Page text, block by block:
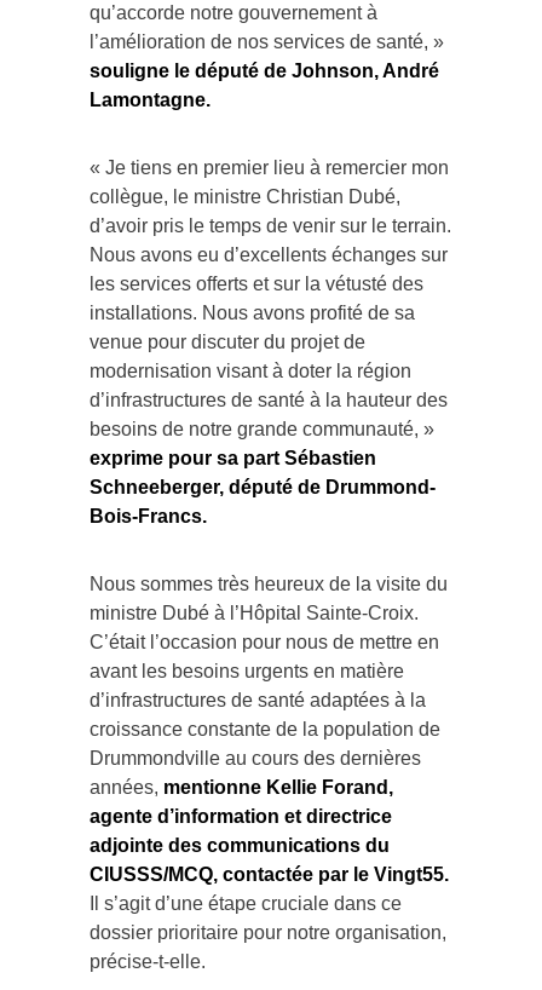
qu’accorde notre gouvernement à
l’amélioration de nos services de santé, »
souligne le député de Johnson, André
Lamontagne.
« Je tiens en premier lieu à remercier mon
collègue, le ministre Christian Dubé,
d’avoir pris le temps de venir sur le terrain.
Nous avons eu d’excellents échanges sur
les services offerts et sur la vétusté des
installations. Nous avons profité de sa
venue pour discuter du projet de
modernisation visant à doter la région
d’infrastructures de santé à la hauteur des
besoins de notre grande communauté, »
exprime pour sa part Sébastien
Schneeberger, député de Drummond-
Bois-Francs.
Nous sommes très heureux de la visite du
ministre Dubé à l’Hôpital Sainte-Croix.
C’était l’occasion pour nous de mettre en
avant les besoins urgents en matière
d’infrastructures de santé adaptées à la
croissance constante de la population de
Drummondville au cours des dernières
années, mentionne Kellie Forand,
agente d’information et directrice
adjointe des communications du
CIUSSS/MCQ, contactée par le Vingt55.
Il s’agit d’une étape cruciale dans ce
dossier prioritaire pour notre organisation,
précise-t-elle.